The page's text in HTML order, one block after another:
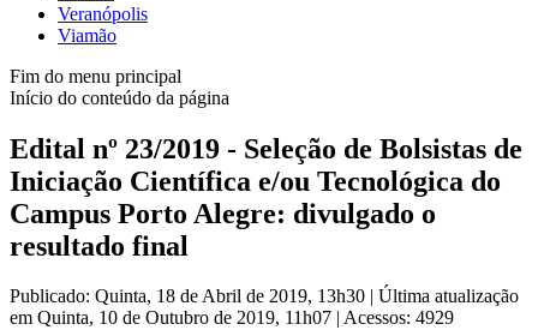
Veranópolis
Viamão
Fim do menu principal
Início do conteúdo da página
Edital nº 23/2019 - Seleção de Bolsistas de
Iniciação Científica e/ou Tecnológica do
Campus Porto Alegre: divulgado o
resultado final
Publicado: Quinta, 18 de Abril de 2019, 13h30 | Última atualização
em Quinta, 10 de Outubro de 2019, 11h07 | Acessos: 4929